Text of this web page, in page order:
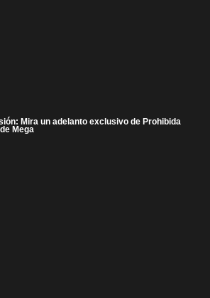
Mira un adelanto exclusivo de Prohibida
Mega